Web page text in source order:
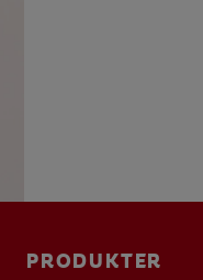
PRODUKTER